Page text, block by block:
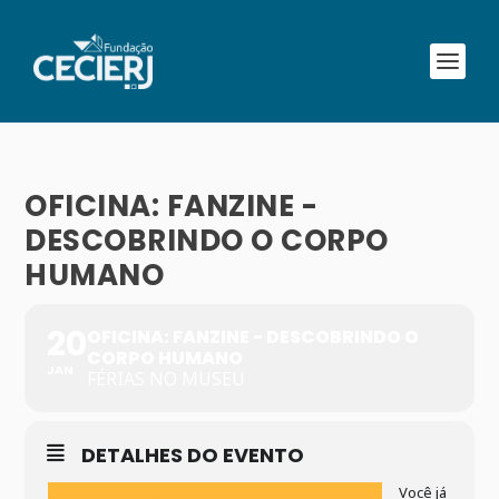
OFICINA: FANZINE -
DESCOBRINDO O CORPO
HUMANO
DETALHES DO EVENTO
Você já